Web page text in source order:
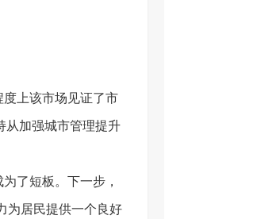
上该市场见证了市
从加强城市管理提升
了短板。下一步，
为居民提供一个良好